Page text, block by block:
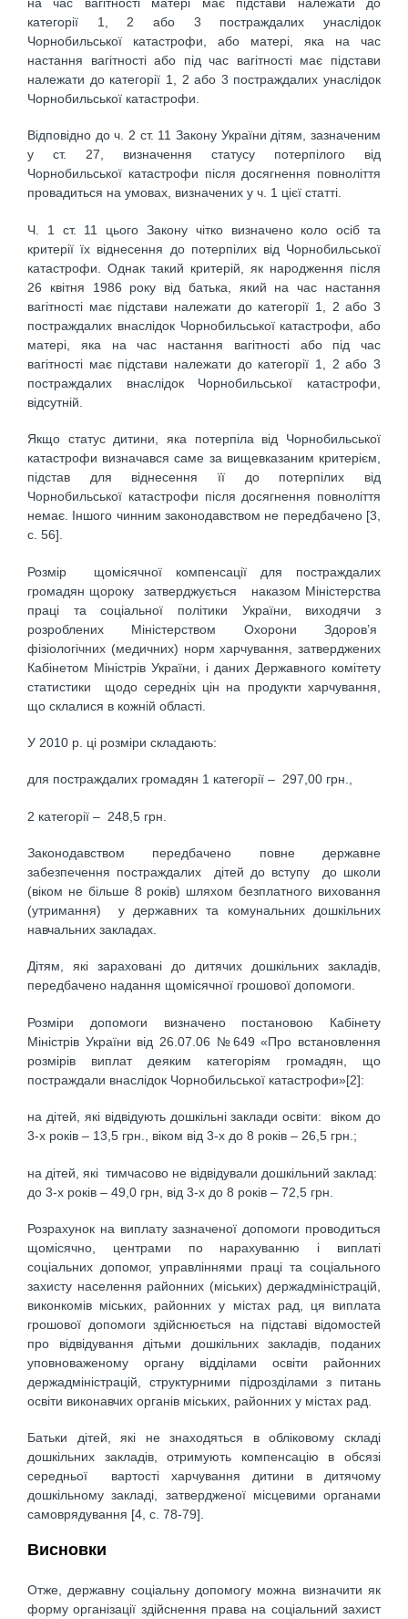
категорії 1, 2 або 3 постраждалих унаслідок
Чорнобильської катастрофи, або матері, яка на час
настання вагітності або під час вагітності має підстави
належати до категорії 1, 2 або 3 постраждалих унаслідок
Чорнобильської катастрофи.
Відповідно до ч. 2 ст. 11 Закону України дітям, зазначеним
у ст. 27, визначення статусу потерпілого від
Чорнобильської катастрофи після досягнення повноліття
провадиться на умовах, визначених у ч. 1 цієї статті.
Ч. 1 ст. 11 цього Закону чітко визначено коло осіб та
критерії їх віднесення до потерпілих від Чорнобильської
катастрофи. Однак такий критерій, як народження після
26 квітня 1986 року від батька, який на час настання
вагітності має підстави належати до категорії 1, 2 або 3
постраждалих внаслідок Чорнобильської катастрофи, або
матері, яка на час настання вагітності або під час
вагітності має підстави належати до категорії 1, 2 або 3
постраждалих внаслідок Чорнобильської катастрофи,
відсутній.
Якщо статус дитини, яка потерпіла від Чорнобильської
катастрофи визначався саме за вищевказаним критерієм,
підстав для віднесення її до потерпілих від
Чорнобильської катастрофи після досягнення повноліття
немає. Іншого чинним законодавством не передбачено [3,
c. 56].
Розмір щомісячної компенсації для постраждалих
громадян щороку затверджується наказом Міністерства
праці та соціальної політики України, виходячи з
розроблених Міністерством Охорони Здоров’я
фізіологічних (медичних) норм харчування, затверджених
Кабінетом Міністрів України, і даних Державного комітету
статистики щодо середніх цін на продукти харчування,
що склалися в кожній області.
У 2010 р. ці розміри складають:
для постраждалих громадян 1 категорії – 297,00 грн.,
2 категорії – 248,5 грн.
Законодавством передбачено повне державне
забезпечення постраждалих дітей до вступу до школи
(віком не більше 8 років) шляхом безплатного виховання
(утримання) у державних та комунальних дошкільних
навчальних закладах.
Дітям, які зараховані до дитячих дошкільних закладів,
передбачено надання щомісячної грошової допомоги.
Розміри допомоги визначено постановою Кабінету
Міністрів України від 26.07.06 №649 «Про встановлення
розмірів виплат деяким категоріям громадян, що
постраждали внаслідок Чорнобильської катастрофи»[2]:
на дітей, які відвідують дошкільні заклади освіти: віком до
3-х років – 13,5 грн., віком від 3-х до 8 років – 26,5 грн.;
на дітей, які тимчасово не відвідували дошкільний заклад:
до 3-х років – 49,0 грн, від 3-х до 8 років – 72,5 грн.
Розрахунок на виплату зазначеної допомоги проводиться
щомісячно, центрами по нарахуванню і виплаті
соціальних допомог, управліннями праці та соціального
захисту населення районних (міських) держадміністрацій,
виконкомів міських, районних у містах рад, ця виплата
грошової допомоги здійснюється на підставі відомостей
про відвідування дітьми дошкільних закладів, поданих
уповноваженому органу відділами освіти районних
держадміністрацій, структурними підрозділами з питань
освіти виконавчих органів міських, районних у містах рад.
Батьки дітей, які не знаходяться в обліковому складі
дошкільних закладів, отримують компенсацію в обсязі
середньої вартості харчування дитини в дитячому
дошкільному закладі, затвердженої місцевими органами
самоврядування [4, c. 78-79].
Висновки
Отже, державну соціальну допомогу можна визначити як
форму організації здійснення права на соціальний захист